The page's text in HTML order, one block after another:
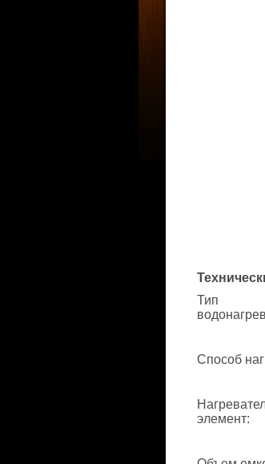
Тип
Способ
элемент: